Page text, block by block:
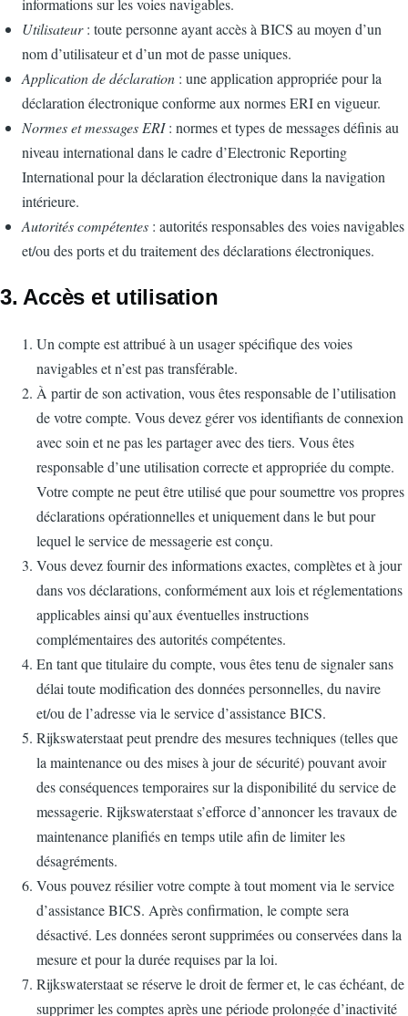
Utilisateur: toute personne ayant accès à BICS au moyen d’un
nom d’utilisateur et d’un mot de passe uniques.
Application de déclaration : une application appropriée pour la
déclaration électronique conforme aux normes ERI en vigueur.
Normes et messages ERI: normes et types de messages définis au
niveau international dans le cadre d’Electronic Reporting
International pour la déclaration électronique dans la navigation
intérieure.
Autorités compétentes : autorités responsables des voies navigables
et/ou des ports et du traitement des déclarations électroniques.
3. Accès et utilisation
Un compte est attribué à un usager spécifique des voies
navigables et n’est pas transférable.
À partir de son activation, vous êtes responsable de l’utilisation
de votre compte. Vous devez gérer vos identifiants de connexion
avec soin et ne pas les partager avec des tiers. Vous êtes
responsable d’une utilisation correcte et appropriée du compte.
Votre compte ne peut être utilisé que pour soumettre vos propres
déclarations opérationnelles et uniquement dans le but pour
lequel le service de messagerie est conçu.
Vous devez fournir des informations exactes, complètes et à jour
dans vos déclarations, conformément aux lois et réglementations
applicables ainsi qu’aux éventuelles instructions
complémentaires des autorités compétentes.
En tant que titulaire du compte, vous êtes tenu de signaler sans
délai toute modification des données personnelles, du navire
et/ou de l’adresse via le service d’assistance BICS.
Rijkswaterstaat peut prendre des mesures techniques (telles que
la maintenance ou des mises à jour de sécurité) pouvant avoir
des conséquences temporaires sur la disponibilité du service de
messagerie. Rijkswaterstaat s’efforce d’annoncer les travaux de
maintenance planifiés en temps utile afin de limiter les
désagréments.
Vous pouvez résilier votre compte à tout moment via le service
d’assistance BICS. Après confirmation, le compte sera
désactivé. Les données seront supprimées ou conservées dans la
mesure et pour la durée requises par la loi.
Rijkswaterstaat se réserve le droit de fermer et, le cas échéant, de
supprimer les comptes après une période prolongée d’inactivité